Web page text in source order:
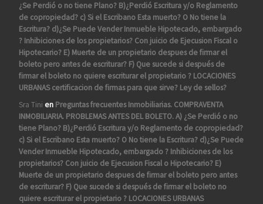
¿Se Perdió o no tiene Plano? B)¿Perdió Escritura y/o Reglamento
de copropiedad? c) Si el Escribano Esta muerto? O No tiene la
Escritura? d)¿Se Puede Vender Inmueble Hipotecado, embargado
? Inhibiciones de los propietarios? Con juicio de Ejecusion Fiscal o
Hipotecario? E) Muerte de un propietario despues de firmar el
boleto pero antes de escriturar? F) Que sucede si después de
firmar el boleto no quiere escriturar el propietario ? LOCACIONES
URBANAS certificacion de firmas para que sirve? Ley de sellos?
Sra Tini en Preguntas frecuentes Inmobiliarias. COMPRAVENTA
INMOBILIARIA. PROBLEMAS ANTES DEL BOLETO. A) ¿Se Perdió o no
tiene Plano? B)¿Perdió Escritura y/o Reglamento de copropiedad?
c) Si el Escribano Esta muerto? O No tiene la Escritura? d)¿Se Puede
Vender Inmueble Hipotecado, embargado ? Inhibiciones de los
propietarios? Con juicio de Ejecusion Fiscal o Hipotecario? E)
Muerte de un propietario despues de firmar el boleto pero antes
de escriturar? F) Que sucede si después de firmar el boleto no
quiere escriturar el propietario ? LOCACIONES URBANAS